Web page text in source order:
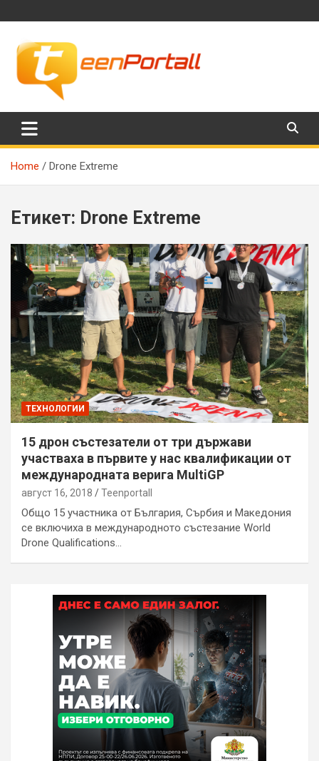
to
TeenPortall
Home Drone Extreme
Етикет: Drone Extreme
ТЕХНОЛОГИИ
15 дрон състезатели от три държави
участваха в първите у нас квалификации от
международната верига MultiGP
август 16, 2018 Teenportall
Общо 15 участника от България, Сърбия и Македония
се включиха в международното състезание World
Drone Qualifications…